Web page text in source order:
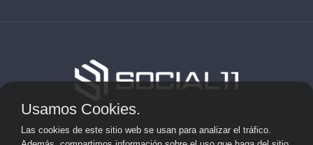
Aviso Legal
Usamos Cookies.
Las cookies de este sitio web se usan para analizar el tráfico.